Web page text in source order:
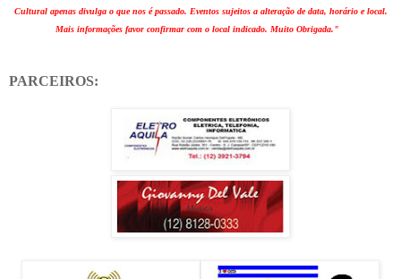
Cultural apenas divulga o que nos é passado. Eventos sujeitos a alteração de data, horário e local.
Mais informações favor confirmar com o local indicado. Muito Obrigada."
PARCEIROS: